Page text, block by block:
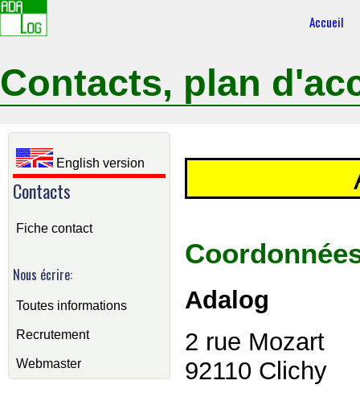
Accueil
Contacts, plan
English version
Contacts
Fiche contact
Nous écrire:
Toutes informations
Recrutement
Webmaster
Adalog
2 rue Mozart
92110 Clichy